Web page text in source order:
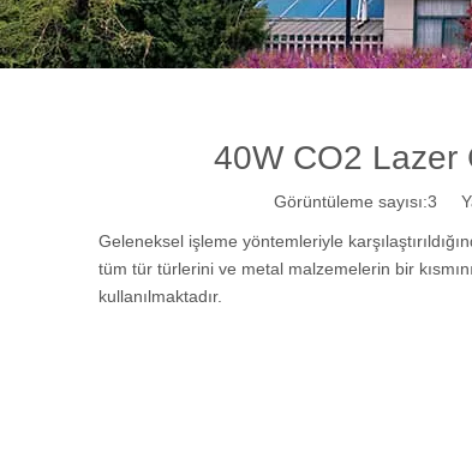
40W CO2 Lazer
Görüntüleme sayısı:3
Geleneksel işleme yöntemleriyle
tüm tür türlerini ve metal malzemelerin bir
kullanılmaktadır.